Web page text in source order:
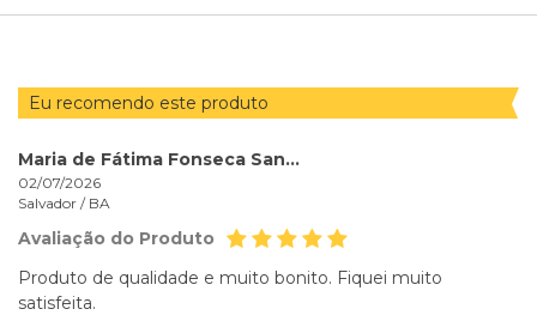
Eu recomendo este produto
Maria de Fátima Fonseca Santana
02/07/2026
Salvador / BA
Avaliação do Produto
Produto de qualidade e muito bonito. Fiquei muito
satisfeita.